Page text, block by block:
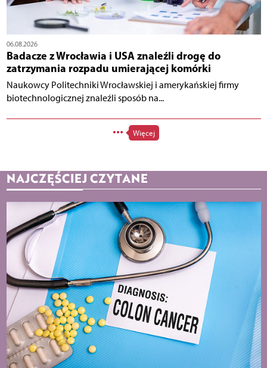
06.08.2026
Badacze z Wrocławia i USA znaleźli drogę do
zatrzymania rozpadu umierającej komórki
Naukowcy Politechniki Wrocławskiej i amerykańskiej firmy
biotechnologicznej znaleźli sposób na...
Więcej
NAJCZĘŚCIEJ CZYTANE